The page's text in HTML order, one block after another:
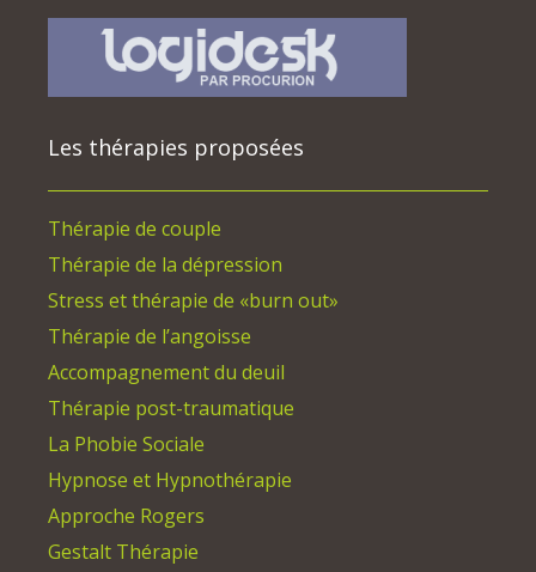
Les thérapies proposées
Thérapie de couple
Thérapie de la dépression
Stress et thérapie de «burn out»
Thérapie de l’angoisse
Accompagnement du deuil
Thérapie post-traumatique
La Phobie Sociale
Hypnose et Hypnothérapie
Approche Rogers
Gestalt Thérapie